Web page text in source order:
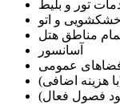
تور و بلیط
و اتو
مناطق هتل
آسانسور
عمومی
هزینه اضافی)
فصول فعال)